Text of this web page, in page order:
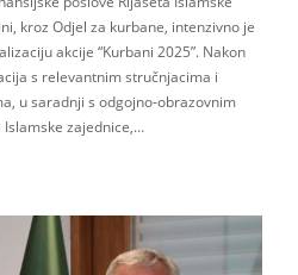
kroz Odjel za kurbane, intenzivno je
akcije “Kurbani 2025”. Nakon
s relevantnim stručnjacima i
u saradnji s odgojno-obrazovnim
Islamske zajednice,…